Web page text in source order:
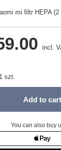
mi filtr HEPA
incl.
1 szt.
Add to cart
You can also buy